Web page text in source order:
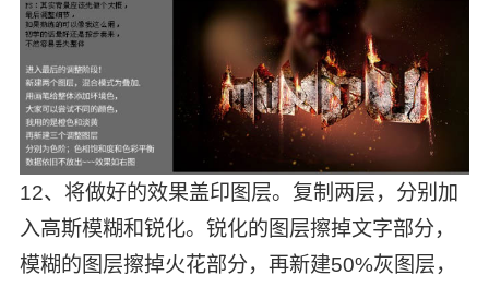
12、将做好的效果盖印图层。复制两层，分别加
入高斯模糊和锐化。锐化的图层擦掉文字部分，
模糊的图层擦掉火花部分，再新建50%灰图层，